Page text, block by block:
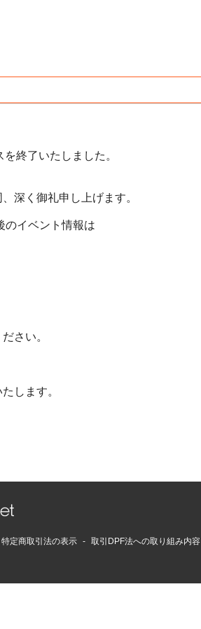
終了いたしました。
深く御礼申し上げます。
のイベント情報は
さい。
します。
特定商取引法の表示 取引DPF法への取り組み内容